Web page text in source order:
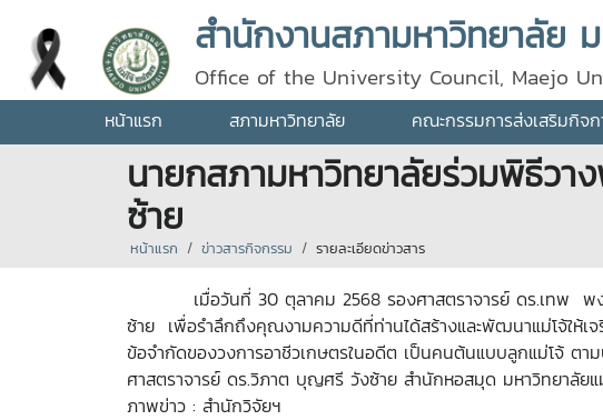
สำนักงานสภามหาวิทยาลัย
Office of the University Council, Maejo
หน้าแรก สภามหาวิทยาลัย คณะกรรมการส่งเสริมกิจ
นายกสภามหาวิทยาลัยร่วมพิธีว
ซ้าย
หน้าแรก ข่าวสารกิจกรรม รายละเอียดข่าวสาร
เมื่อวันที่ 30 ตุลาคม 2568 รองศาสตราจารย์ ดร.เทพ พงษ์พ
ซ้าย เพื่อรำลึกถึงคุณงามความดีที่ท่านได้สร้างและพัฒนาแม่โจ้ให้เ
ข้อจำกัดของวงการอาชีวเกษตรในอดีต เป็นคนต้นแบบลูกแม่โจ้ ต
ศาสตราจารย์ ดร.วิภาต บุญศรี วังซ้าย สำนักหอสมุด มหาวิทยาลัยแ
ภาพข่าว : สำนักวิจัยฯ